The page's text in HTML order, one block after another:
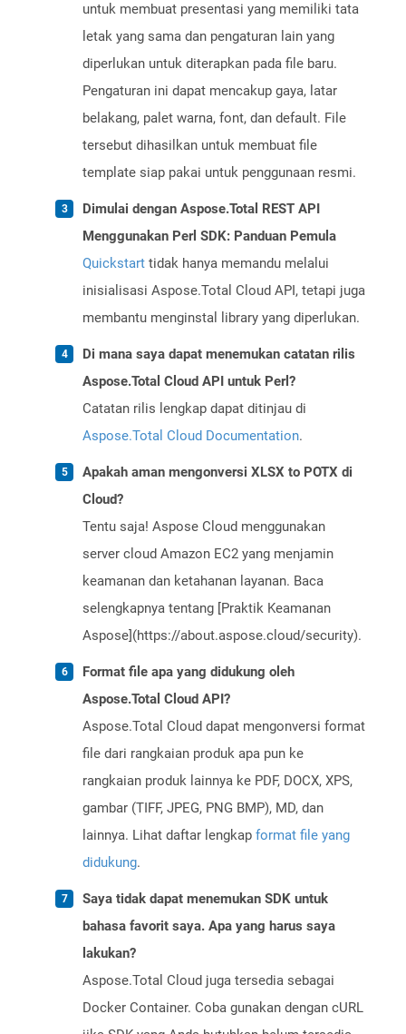
untuk membuat presentasi yang memiliki tata
letak yang sama dan pengaturan lain yang
diperlukan untuk diterapkan pada file baru.
Pengaturan ini dapat mencakup gaya, latar
belakang, palet warna, font, dan default. File
tersebut dihasilkan untuk membuat file
template siap pakai untuk penggunaan resmi.
Dimulai dengan Aspose.Total REST API
Menggunakan Perl SDK: Panduan Pemula
Quickstart tidak hanya memandu melalui
inisialisasi Aspose.Total Cloud API, tetapi juga
membantu menginstal library yang diperlukan.
Di mana saya dapat menemukan catatan rilis
Aspose.Total Cloud API untuk Perl?
Catatan rilis lengkap dapat ditinjau di
Aspose.Total Cloud Documentation.
Apakah aman mengonversi XLSX to POTX di
Cloud?
Tentu saja! Aspose Cloud menggunakan
server cloud Amazon EC2 yang menjamin
keamanan dan ketahanan layanan. Baca
selengkapnya tentang [Praktik Keamanan
Aspose](https://about.aspose.cloud/security).
Format file apa yang didukung oleh
Aspose.Total Cloud API?
Aspose.Total Cloud dapat mengonversi format
file dari rangkaian produk apa pun ke
rangkaian produk lainnya ke PDF, DOCX, XPS,
gambar (TIFF, JPEG, PNG BMP), MD, dan
lainnya. Lihat daftar lengkap format file yang
didukung.
Saya tidak dapat menemukan SDK untuk
bahasa favorit saya. Apa yang harus saya
lakukan?
Aspose.Total Cloud juga tersedia sebagai
Docker Container. Coba gunakan dengan cURL